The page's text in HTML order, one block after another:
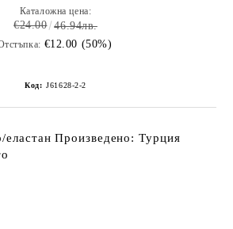
Каталожна цена:
€24.00 46.94лв.
€12.00 (50%)
Код: J61628-2-2
еластан Произведено: Турция